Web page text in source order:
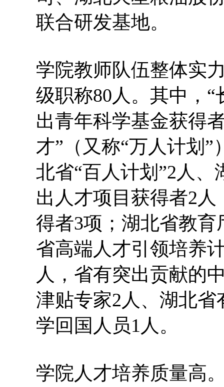
联合研发基地。
学院教师队伍整体实
级职称80人。其中，
出青年科学基金获得
才”（又称“万人计划
北省“百人计划”2人
出人才项目获得者2
得者3项；湖北省教
省高端人才引领培养
人，省有突出贡献的
津贴专家2人、湖北
学回国人员1人。
学院人才培养质量高